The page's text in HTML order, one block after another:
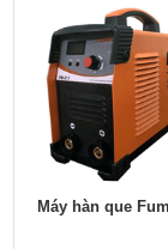
Máy hàn que